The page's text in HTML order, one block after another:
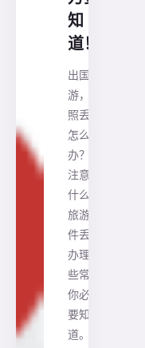
知
道！
出国旅
游，护
照丢了
怎么
办？该
注意些
什么？
旅游证
件丢失
办理这
些常识
你必须
要知
道。 1.